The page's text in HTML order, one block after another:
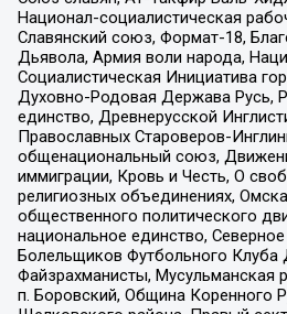
Национал-социалистическая
Славянский союз, Формат-18,
Дьявола, Армия воли народа,
Социалистическая Инициатива
Духовно-Родовая Держава Русь,
единство, Древнерусской
Православных Староверов-
общенациональный союз,
иммиграции, Кровь и Честь, О
религиозных объединениях,
общественного политического
национальное единство,
Болельщиков Футбольного Клуба
Файзрахманисты, Мусульманская
п. Боровский, Община Коренного